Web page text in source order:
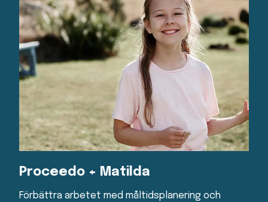
Proceedo + Matilda
Förbättra arbetet med måltidsplanering och